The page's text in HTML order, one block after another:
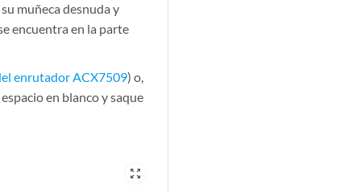
muñeca desnuda y
encuentra en la parte
enrutador ACX7509) o,
en blanco y saque
zoom_out_map